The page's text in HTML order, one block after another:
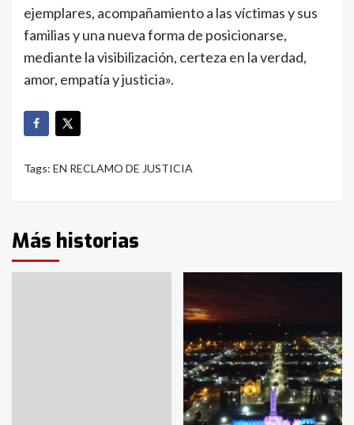
ejemplares, acompañamiento a las víctimas y sus
familias y una nueva forma de posicionarse,
mediante la visibilización, certeza en la verdad,
amor, empatía y justicia».
Tags: EN RECLAMO DE JUSTICIA
Más historias